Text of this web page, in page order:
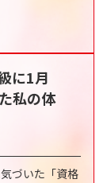
に1月
私の体
づいた「資格